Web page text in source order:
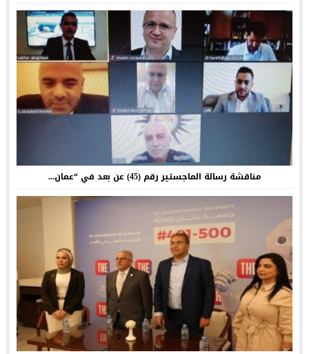
مناقشة رسالة الماجستير رقم (45) عن بعد في “عمان...